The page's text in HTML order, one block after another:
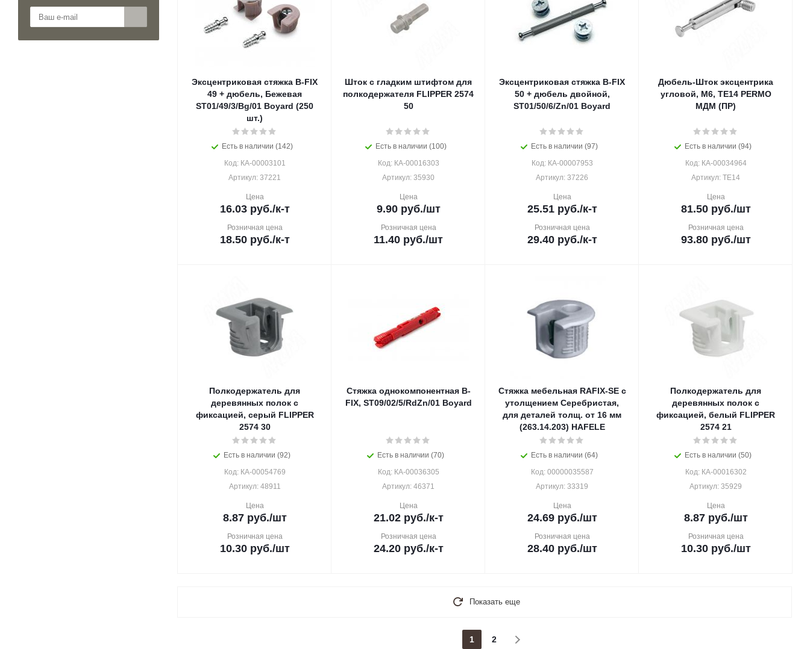
Эксцентриковая стяжка B-FIX
49 + дюбель, Бежевая
ST01/49/3/Bg/01 Boyard (250
шт.)
Есть в наличии (142)
Код: КА-00003101
Артикул: 37221
Цена
16.03руб./к-т
Розничная цена
18.50руб./к-т
Шток с гладким штифтом для
полкодержателя FLIPPER 2574
50
Есть в наличии (100)
Код: КА-00016303
Артикул: 35930
Цена
9.90руб./шт
Розничная цена
11.40 руб./шт
Эксцентриковая стяжка B-FIX
50 + дюбель двойной,
ST01/50/6/Zn/01 Boyard
Есть в наличии (97)
Код: КА-00007953
Артикул: 37226
Цена
25.51руб./к-т
Розничная цена
29.40руб./к-т
Дюбель-Шток эксцентрика
угловой, М6, TE14 PERMO
МДМ (ПР)
Есть в наличии (94)
Код: КА-00034964
Артикул: TE14
Цена
81.50руб./шт
Розничная цена
93.80руб./шт
Полкодержатель для
деревянных полок с
фиксацией, серый FLIPPER
2574 30
Есть в наличии (92)
Код: КА-00054769
Артикул: 48911
Цена
8.87руб./шт
Розничная цена
10.30руб./шт
Стяжка однокомпонентная B-
FIX, ST09/02/5/RdZn/01 Boyard
Есть в наличии (70)
Код: КА-00036305
Артикул: 46371
Цена
21.02руб./к-т
Розничная цена
24.20руб./к-т
Стяжка мебельная RAFIX-SE с
утолщением Серебристая,
для деталей толщ. от 16 мм
(263.14.203) HAFELE
Есть в наличии (64)
Код: 00000035587
Артикул: 33319
Цена
24.69руб./шт
Розничная цена
28.40руб./шт
Полкодержатель для
деревянных полок с
фиксацией, белый FLIPPER
2574 21
Есть в наличии (50)
Код: КА-00016302
Артикул: 35929
Цена
8.87руб./шт
Розничная цена
10.30руб./шт
Показать еще
1 2